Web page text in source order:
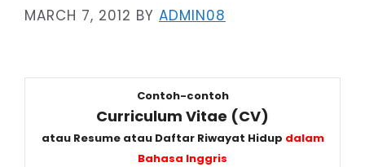
MARCH 7, 2012 BY ADMIN08
Contoh-contoh
Curriculum Vitae (CV)
atau Resume atau Daftar Riwayat Hidup dalam
Bahasa Inggris